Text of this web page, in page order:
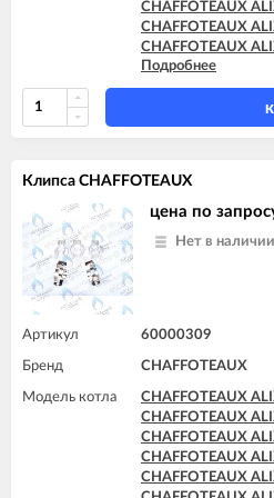
CHAFFOTEAUX
CHAFFOTEAUX
CHAFFOTEAUX
CHAFFOTEAUX
CHAFFOTEAUX
CHAFFOTEAUX
CHAFFOTEAUX
CHAFFOTEAUX
CHAFFOTEAUX
CHAFFOTEAUX
Подробнее
Клипса CHAFFOTEAUX
цена по
Нет в наличии
Артикул 60000309
Бренд CHAFFOTEAUX
Модель котла
CHAFFOTEAUX
CHAFFOTEAUX
CHAFFOTEAUX
CHAFFOTEAUX
CHAFFOTEAUX